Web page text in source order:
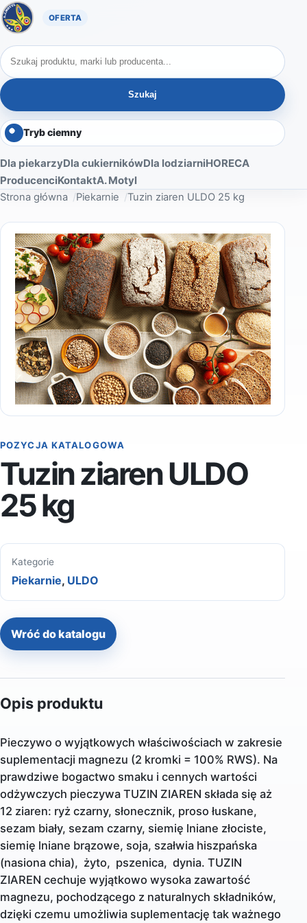
Oferta A. Motyl
Szukaj produktów
Szukaj
Tryb ciemny
Dla piekarzyDla cukiernikówDla lodziarniHORECA
ProducenciKontaktA. Motyl
Strona główna Piekarnie Tuzin ziaren ULDO 25 kg
POZYCJA KATALOGOWA
Tuzin ziaren ULDO
25 kg
Kategorie
Piekarnie, ULDO
Wróć do katalogu
Opis produktu
Pieczywo o wyjątkowych właściwościach w zakresie
suplementacji magnezu (2 kromki = 100% RWS). Na
prawdziwe bogactwo smaku i cennych wartości
odżywczych pieczywa TUZIN ZIAREN składa się aż
12 ziaren: ryż czarny, słonecznik, proso łuskane,
sezam biały, sezam czarny, siemię lniane złociste,
siemię lniane brązowe, soja, szałwia hiszpańska
(nasiona chia), żyto, pszenica, dynia. TUZIN
ZIAREN cechuje wyjątkowo wysoka zawartość
magnezu, pochodzącego z naturalnych składników,
dzięki czemu umożliwia suplementację tak ważnego